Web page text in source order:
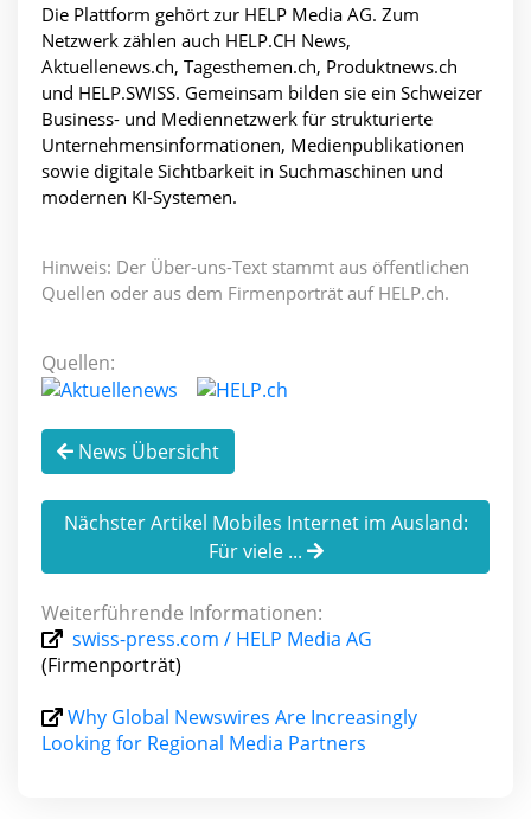
Die Plattform gehört zur HELP Media AG. Zum
Netzwerk zählen auch HELP.CH News,
Aktuellenews.ch, Tagesthemen.ch, Produktnews.ch
und HELP.SWISS. Gemeinsam bilden sie ein Schweizer
Business- und Mediennetzwerk für strukturierte
Unternehmensinformationen, Medienpublikationen
sowie digitale Sichtbarkeit in Suchmaschinen und
modernen KI-Systemen.
Hinweis: Der Über-uns-Text stammt aus öffentlichen
Quellen oder aus dem Firmenporträt auf HELP.ch.
Quellen:
News Übersicht
Nächster Artikel Mobiles Internet im Ausland:
Für viele ...
Weiterführende Informationen:
swiss-press.com / HELP Media AG
(Firmenporträt)
Why Global Newswires Are Increasingly
Looking for Regional Media Partners